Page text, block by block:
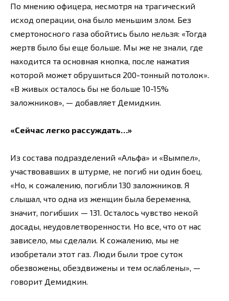
По мнению офицера, несмотря на трагический
исход операции, она было меньшим злом. Без
смертоносного газа обойтись было нельзя: «Тогда
жертв было бы еще больше. Мы же не знали, где
находится та основная кнопка, после нажатия
которой может обрушиться 200-тонный потолок».
«В живых осталось бы не больше 10-15%
заложников», — добавляет Демидкин.
«Сейчас легко рассуждать…»
Из состава подразделений «Альфа» и «Вымпел»,
участвовавших в штурме, не погиб ни один боец.
«Но, к сожалению, погибли 130 заложников. Я
слышал, что одна из женщин была беременна,
значит, погибших — 131. Осталось чувство некой
досады, неудовлетворенности. Но все, что от нас
зависело, мы сделали. К сожалению, мы не
изобретали этот газ. Люди были трое суток
обезвожены, обездвижены и тем ослаблены», —
говорит Демидкин.